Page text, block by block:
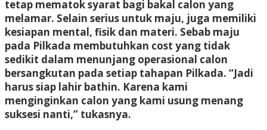
tetap mematok syarat bagi bakal calon yang
melamar. Selain serius untuk maju, juga memiliki
kesiapan mental, fisik dan materi. Sebab maju
pada Pilkada membutuhkan cost yang tidak
sedikit dalam menunjang operasional calon
bersangkutan pada setiap tahapan Pilkada. “Jadi
harus siap lahir bathin. Karena kami
menginginkan calon yang kami usung menang
suksesi nanti,” tukasnya.